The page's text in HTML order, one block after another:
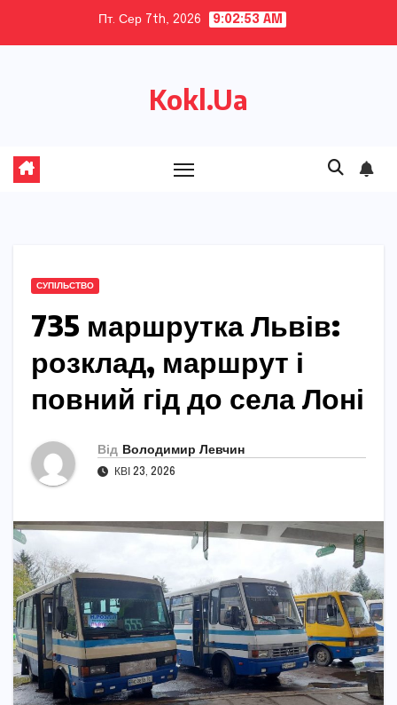
Пт. Сер 7th, 2026 9:02:54 AM
Kokl.Ua
СУПІЛЬСТВО
735 маршрутка Львів:
розклад, маршрут і
повний гід до села Лоні
Від Володимир Левчин
КВІ 23, 2026